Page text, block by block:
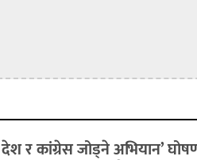
देश र कांग्रेस जोड्ने अभियान’